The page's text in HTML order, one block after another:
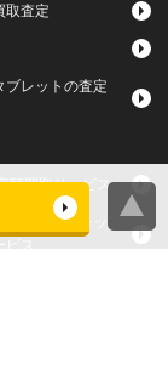
取査定
ブレットの査定
額買取サービス
マホ・タブレッ